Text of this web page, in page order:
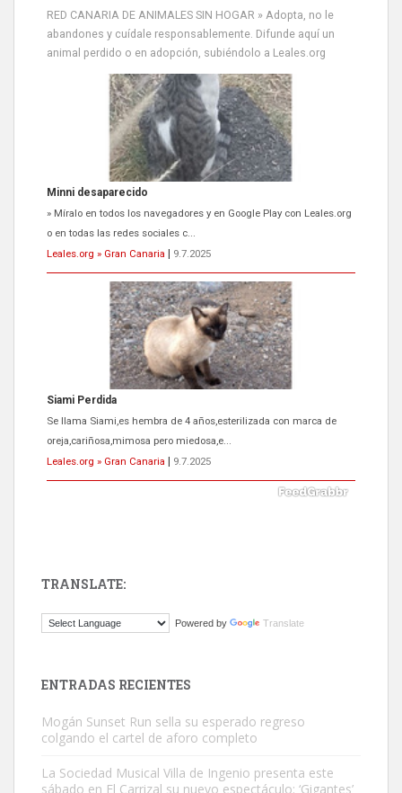
RED CANARIA DE ANIMALES SIN HOGAR » Adopta, no le
abandones y cuídale responsablemente. Difunde aquí un
animal perdido o en adopción, subiéndolo a Leales.org
Siami Perdida
Se llama Siami,es hembra de 4 años,esterilizada con marca de
oreja,cariñosa,mimosa pero miedosa,e...
Leales.org » Gran Canaria
9.7.2025
ADOPCIÓN URGENTE GATA TEROR GRAN CANARIA
El ayuntamiento se va a llevar a Los Gatos callejeros de la zona los
próximos días, ella incluida...
Leales.org » Gran Canaria
9.7.2025
Este gato macho ha aparecido en la calle hace menos de un mes,
TRANSLATE:
Powered by Translate
ENTRADAS RECIENTES
Mogán Sunset Run sella su esperado regreso
colgando el cartel de aforo completo
La Sociedad Musical Villa de Ingenio presenta este
sábado en El Carrizal su nuevo espectáculo: ‘Gigantes’